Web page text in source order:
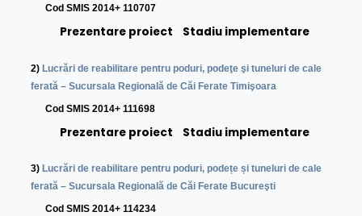
Cod SMIS 2014+ 110707
Prezentare proiect Stadiu implementare
2)Lucrări de reabilitare pentru poduri, podeţe şi tuneluri de cale
ferată – Sucursala Regională de Căi Ferate Timişoara
Cod SMIS 2014+ 111698
Prezentare proiect Stadiu implementare
3) Lucrări de reabilitare pentru poduri, podețe și tuneluri de cale
ferată – Sucursala Regională de Căi Ferate Bucureşti
Cod SMIS 2014+ 114234